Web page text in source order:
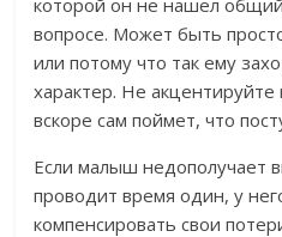
которой он не нашел
вопросе. Может быть
или потому что так ему
характер. Не
вскоре сам поймет, что
Если малыш недополучает
проводит время один, у
компенсировать свои